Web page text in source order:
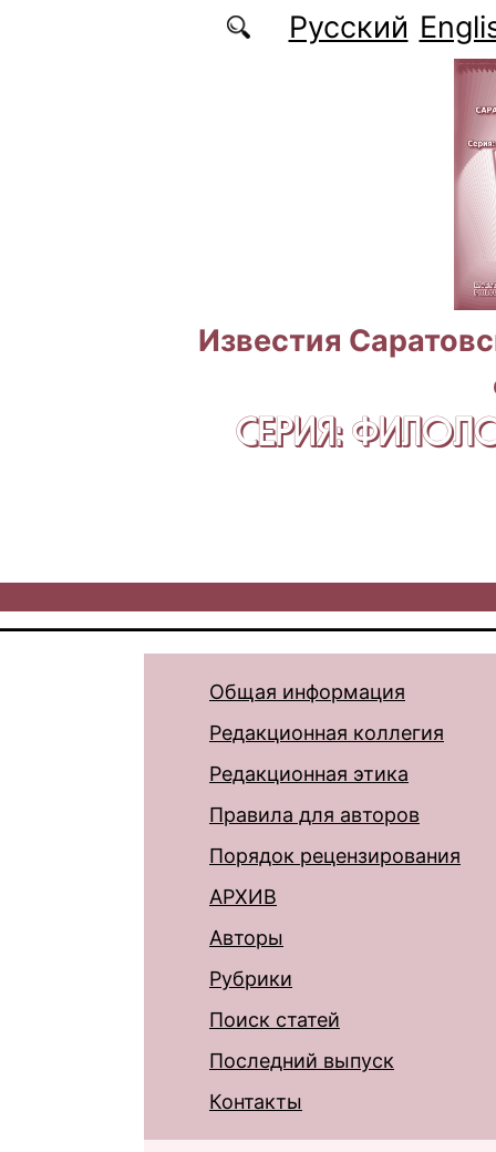
Перейти к основному содержаниюРусский
Известия
СЕРИЯ:
Общая информация
Редакционная коллегия
Редакционная этика
Правила для авторов
Порядок рецензирования
АРХИВ
Авторы
Рубрики
Поиск статей
Последний выпуск
Контакты